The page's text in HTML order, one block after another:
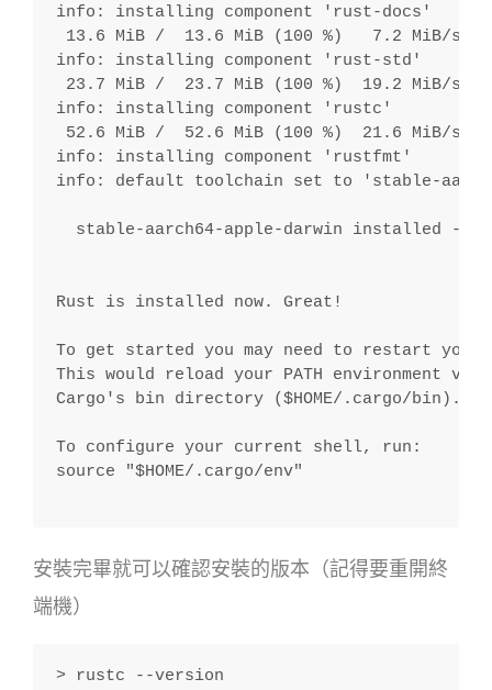
info: installing component 'rust-docs'
13.6 MiB /  13.6 MiB (100 %)   7.2 MiB/s
info: installing component 'rust-std'
23.7 MiB /  23.7 MiB (100 %)  19.2 MiB/s
info: installing component 'rustc'
52.6 MiB /  52.6 MiB (100 %)  21.6 MiB/s
info: installing component 'rustfmt'
info: default toolchain set to 'stable-
stable-aarch64-apple-darwin installed -
Rust is installed now. Great!
To get started you may need to restart
This would reload your PATH environment
Cargo's bin directory ($HOME/.cargo/bin).
To configure your current shell, run:
source "$HOME/.cargo/env"
安裝完畢就可以確認安裝的版本（記得要重開終
端機）
> rustc --version